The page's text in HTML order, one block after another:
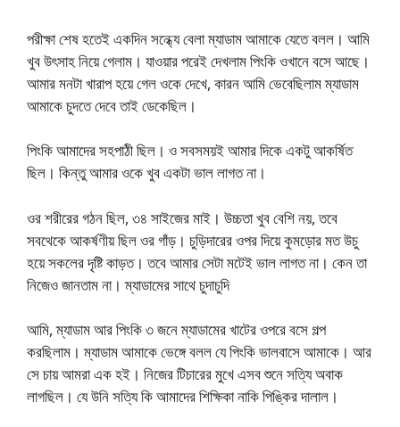
পরীক্ষা শেষ হতেই একদিন সন্ধ্যে বেলা ম্যাডাম আমাকে যেতে বলল। আমি
খুব উৎসাহ নিয়ে গেলাম। যাওয়ার পরেই দেখলাম পিংকি ওখানে বসে আছে।
আমার মনটা খারাপ হয়ে গেল ওকে দেখে, কারন আমি ভেবেছিলাম ম্যাডাম
আমাকে চুদতে দেবে তাই ডেকেছিল।
পিংকি আমাদের সহপাঠী ছিল। ও সবসময়ই আমার দিকে একটু আকর্ষিত
ছিল। কিন্তু আমার ওকে খুব একটা ভাল লাগত না।
ওর শরীরের গঠন ছিল, ৩৪ সাইজের মাই। উচ্চতা খুব বেশি নয়, তবে
সবথেকে আকর্ষণীয় ছিল ওর গাঁড়। চুড়িদারের ওপর দিয়ে কুমড়োর মত উচু
হয়ে সকলের দৃষ্টি কাড়ত। তবে আমার সেটা মটেই ভাল লাগত না। কেন তা
নিজেও জানতাম না। ম্যাডামের সাথে চুদাচুদি
আমি, ম্যাডাম আর পিংকি ৩ জনে ম্যাডামের খাটের ওপরে বসে গল্প
করছিলাম। ম্যাডাম আমাকে ভেঙ্গে বলল যে পিংকি ভালবাসে আমাকে। আর
সে চায় আমরা এক হই। নিজের টিচারের মুখে এসব শুনে সত্যি অবাক
লাগছিল। যে উনি সত্যি কি আমাদের শিক্ষিকা নাকি পিঙ্কির দালাল।